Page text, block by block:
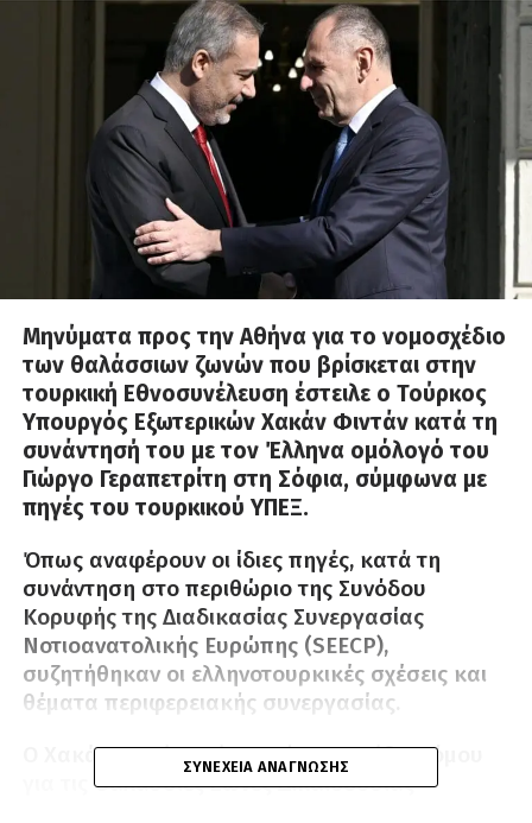
Μηνύματα προς την Αθήνα για το νομοσχέδιο
των θαλάσσιων ζωνών που βρίσκεται στην
τουρκική Εθνοσυνέλευση έστειλε ο Τούρκος
Υπουργός Εξωτερικών Χακάν Φιντάν κατά τη
συνάντησή του με τον Έλληνα ομόλογό του
Γιώργο Γεραπετρίτη στη Σόφια, σύμφωνα με
πηγές του τουρκικού ΥΠΕΞ.
Όπως αναφέρουν οι ίδιες πηγές, κατά τη
συνάντηση στο περιθώριο της Συνόδου
Κορυφής της Διαδικασίας Συνεργασίας
Νοτιοανατολικής Ευρώπης (SEECP),
συζητήθηκαν οι ελληνοτουρκικές σχέσεις και
θέματα περιφερειακής συνεργασίας.
Ο Χακάν Φιντάν ανέφερε ότι το σχέδιο νόμου
για τις Θαλάσσιες Ζώνες Δικαιοδοσίας
ΣΥΝΈΧΕΙΑ ΑΝΆΓΝΩΣΗΣ